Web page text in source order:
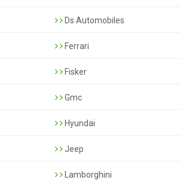
Ds Automobiles
Ferrari
Fisker
Gmc
Hyundai
Jeep
Lamborghini